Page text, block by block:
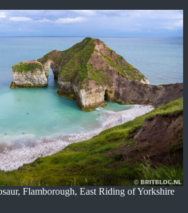
Flamborough, East Riding of Yorkshire